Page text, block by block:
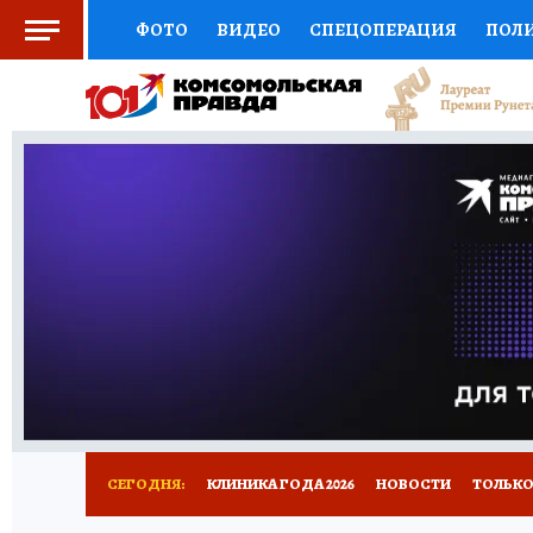
ФОТО ВИДЕО СПЕЦОПЕРАЦИЯ
СОЦПОДДЕРЖКА НАУКА СПОРТ
ВЫБОР ЭКСПЕРТОВ ДОКТОР
ПРОГНОЗЫ НА СПОРТ
НОВОЕ
СЕГОДНЯ: КЛИНИКА ГОДА 2026 НОВОСТИ